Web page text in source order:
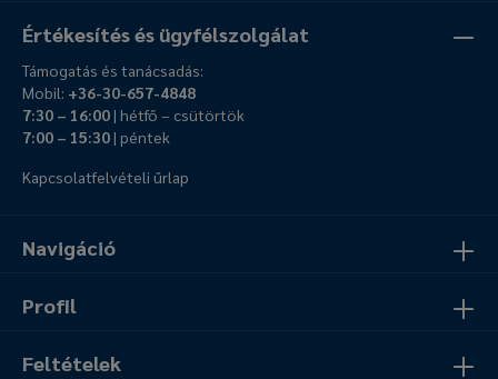
Navigáció
Profil
Feltételek
Értékesítés és ügyfélszolgálat
Támogatás és tanácsadás:
Mobil: +36-30-657-4848
7:30 – 16:00| hétfő – csütörtök
7:00 – 15:30| péntek
Kapcsolatfelvételi űrlap